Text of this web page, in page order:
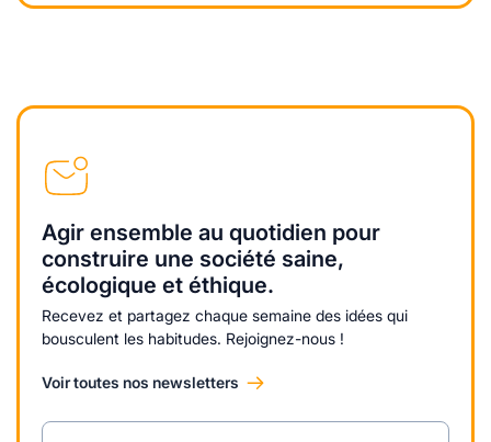
Agir ensemble au quotidien pour
construire une société saine,
écologique et éthique.
Recevez et partagez chaque semaine des idées qui
bousculent les habitudes. Rejoignez-nous !
Voir toutes nos newsletters